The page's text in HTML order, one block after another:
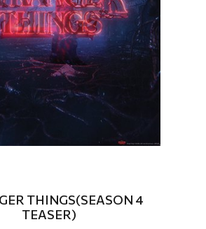
THINGS(SEASON 4
TEASER)